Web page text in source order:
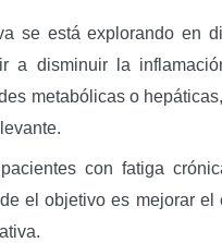
se está explorando en
a disminuir la
metabólicas o
con fatiga
el objetivo es mejorar el